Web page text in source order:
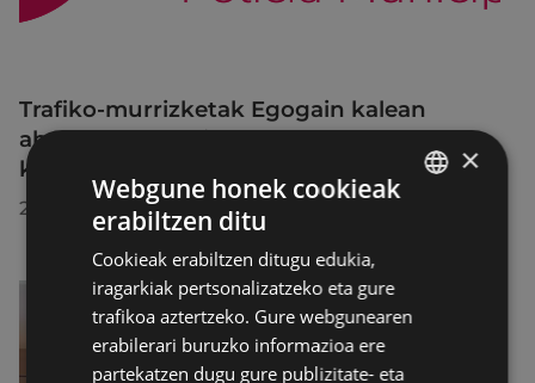
Trafiko-murrizketak Egogain kalean
abuztuaren 10etik abuztuaren 23ra,
konponketa-lanak direla-eta
2026/07/30
×
Webgune honek cookieak
erabiltzen ditu
Cookieak erabiltzen ditugu edukia,
iragarkiak pertsonalizatzeko eta gure
trafikoa aztertzeko. Gure webgunearen
erabilerari buruzko informazioa ere
partekatzen dugu gure publizitate- eta